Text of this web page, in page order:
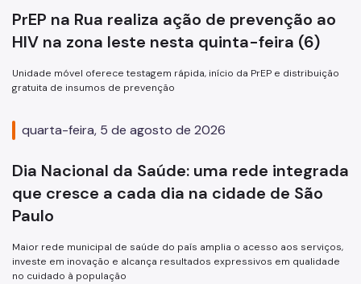
SAMU 192
Tecnologia da Informação e Comunicação
Vigilância em Saúde
PrEP na Rua realiza ação de prevenção ao
HIV na zona leste nesta quinta-feira (6)
Unidade móvel oferece testagem rápida, início da PrEP e distribuição
gratuita de insumos de prevenção
quarta-feira, 5 de agosto de 2026
Dia Nacional da Saúde: uma rede integrada
que cresce a cada dia na cidade de São
Paulo
Maior rede municipal de saúde do país amplia o acesso aos serviços,
investe em inovação e alcança resultados expressivos em qualidade
no cuidado à população